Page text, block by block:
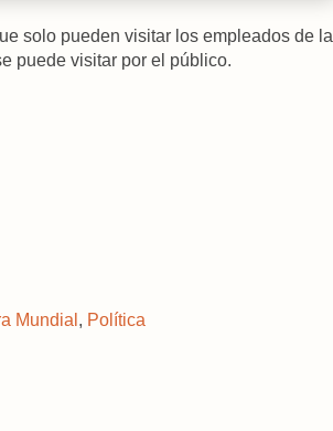
solo pueden visitar los empleados de la
puede visitar por el público.
Mundial , Política